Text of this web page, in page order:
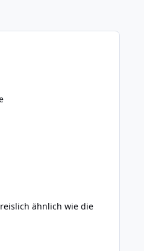
ähnlich wie die